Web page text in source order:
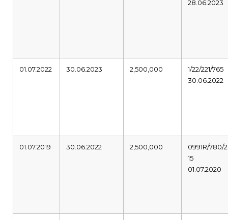
28.06.2023
01.07.2022 30.06.2023 2,500,000
1/22/221/765
30.06.2022
01.07.2019 30.06.2022 2,500,000
0991R/780/
15
01.07.2020